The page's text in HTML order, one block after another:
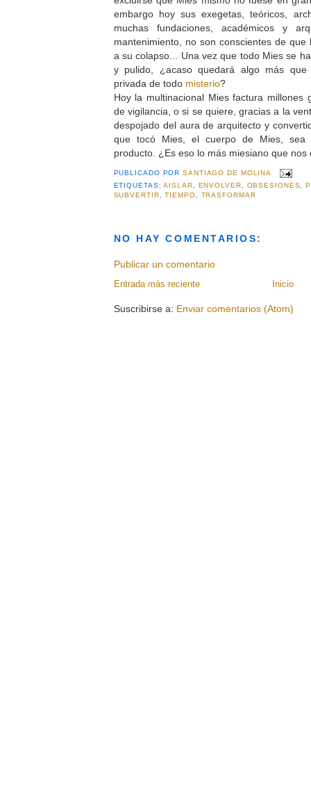
embargo hoy sus exegetas, teóricos,
muchas fundaciones, académicos y
mantenimiento, no son conscientes de
a su colapso... Una vez que todo Mies se
y pulido, ¿acaso quedará algo más
privada de todo misterio?
Hoy la multinacional Mies factura millones
de vigilancia, o si se quiere, gracias a la
despojado del aura de arquitecto y
que tocó Mies, el cuerpo de Mies, sea
producto. ¿Es eso lo más miesiano que nos
PUBLICADO PORSANTIAGO DE MOLINA
ETIQUETAS:AISLAR, ENVOLVER, OBSESIONES,
SUBVERTIR,TIEMPO, TRASFORMAR
NO HAY COMENTARIOS:
Publicar un comentario
Entrada más reciente Inicio
Suscribirse a: Enviar comentarios (Atom)